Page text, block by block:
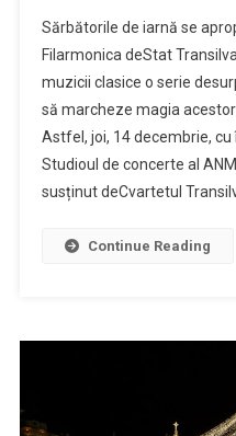
Sărbătorile de iarnă se
Filarmonica deStat
muzicii clasice o serie
să marcheze magia
Astfel, joi, 14 decembrie,
Studioul de concerte al
susținut deCvartetul
Continue Reading